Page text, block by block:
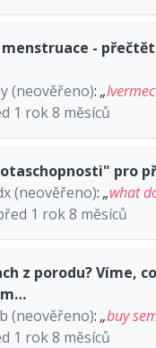
-
(neověřeno): „
1 rok 8 měsíců
pro
(neověřeno): „what
1 rok 8 měsíců
z porodu? Víme,
(neověřeno): „buy
1 rok 8 měsíců